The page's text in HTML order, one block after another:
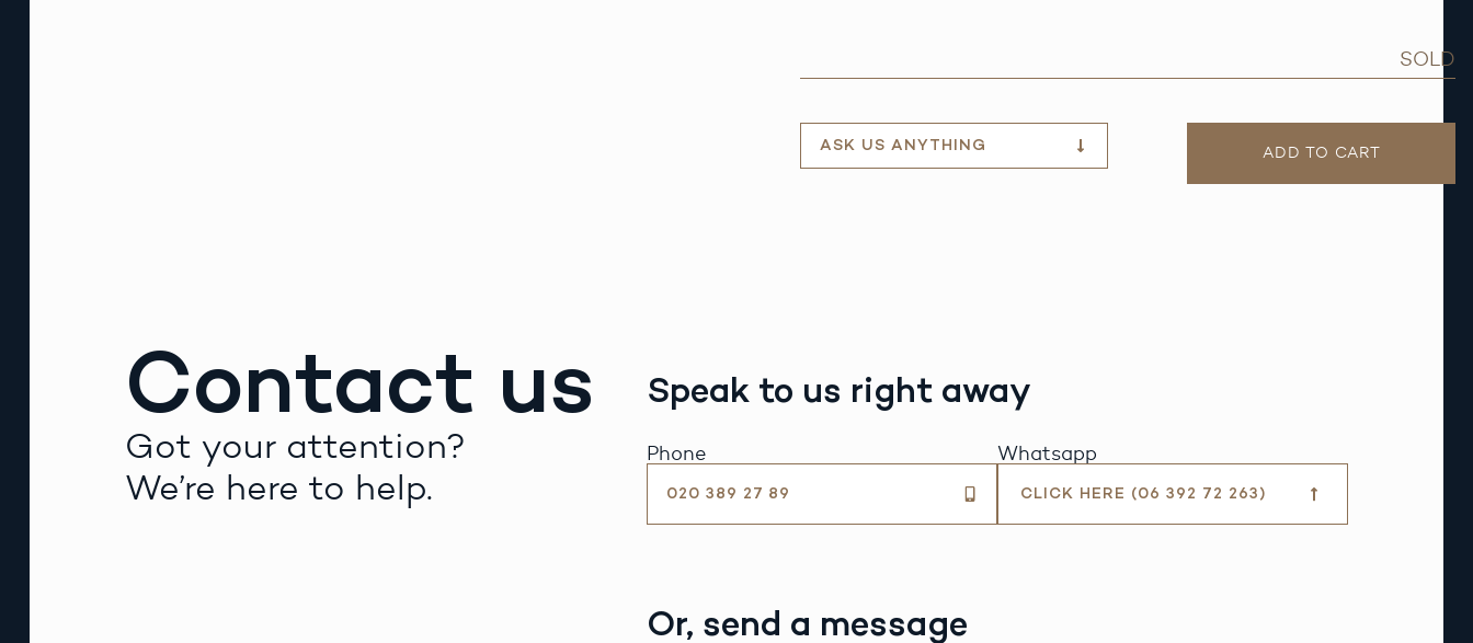
SOLD
ASK US ANYTHING ADD TO CART
Contact us
Got your attention?
We’re here to help.
Speak to us right away
Phone
020 389 27 89
Whatsapp
CLICK HERE (06 392 72 263)
Or, send a message